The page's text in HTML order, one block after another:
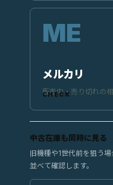
メルカリ
販売中・売り切れの
中古在庫も同時に見る
旧機種や1世代前を狙う
並べて確認します。